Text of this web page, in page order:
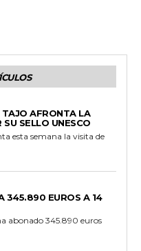
AFRONTA LA
SELLO UNESCO
esta semana la visita de
345.890 EUROS A 14
abonado 345.890 euros